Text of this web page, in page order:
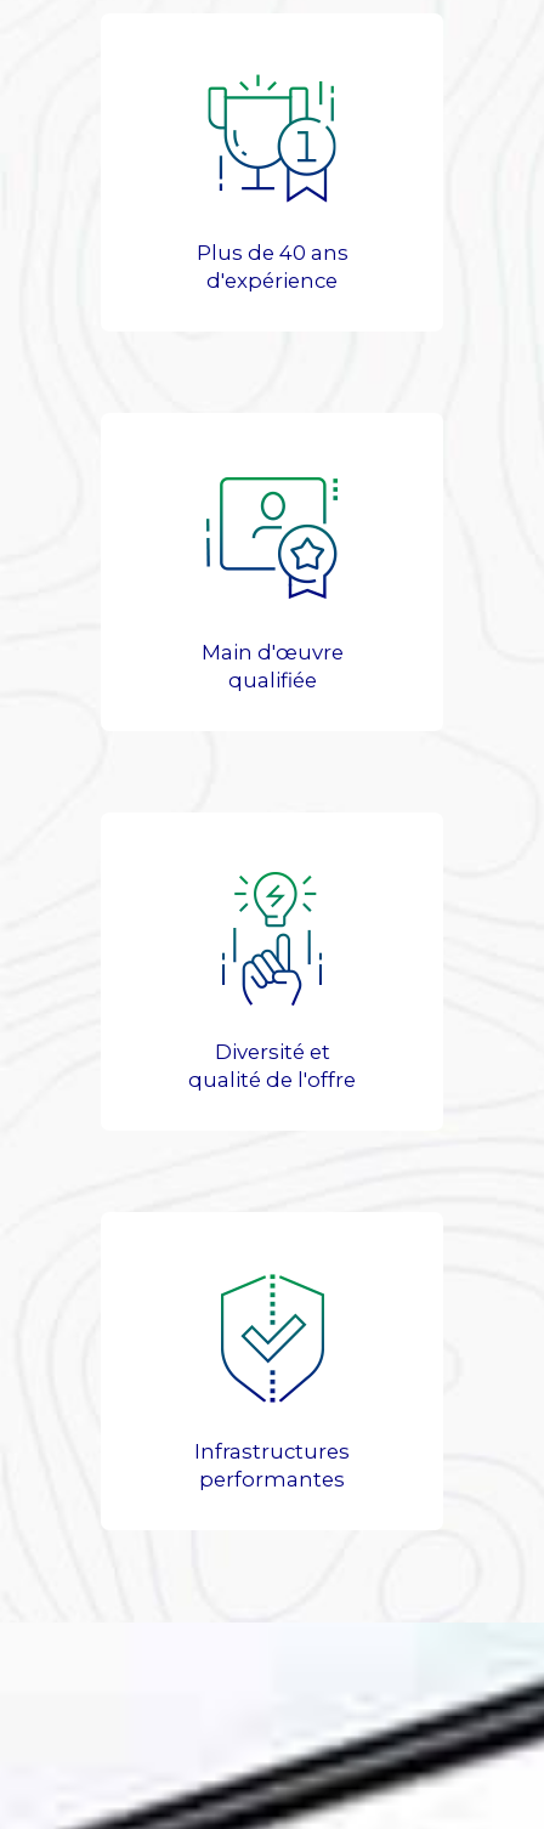
Plus de 40 ans
d'expérience
Main d'œuvre
qualifiée
Diversité et
qualité de l'offre
Infrastructures
performantes